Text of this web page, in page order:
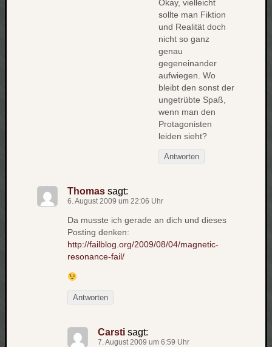
Okay, vielleicht
sollte man Fiktion
und Realität doch
nicht so ganz
genau
gegeneinander
aufwiegen. Wo
bleibt den sonst der
ungetrübte Spaß,
wenn man den
Protagonisten
leiden sieht?
Antworten
Thomas sagt:
6. August 2009 um 22:06 Uhr
Da musste ich gerade an dich und dieses
Posting denken:
http://failblog.org/2009/08/04/magnetic-
resonance-fail/
Antworten
Carsti sagt:
7. August 2009 um 6:59 Uhr